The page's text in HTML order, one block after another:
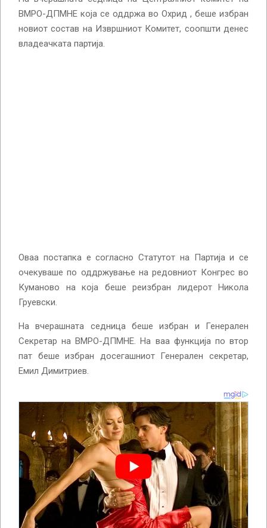
ВМРО-ДПМНЕ која се оддржа во Охрид , беше избран
новиот состав на Извршниот Комитет, соопшти денес
владеачката партија.
Оваа постапка е согласно Статутот на Партија и се
очекуваше по оддржување на редовниот Конгрес во
Куманово на која беше реизбран лидерот Никола
Груевски.
На вчерашната седница беше избран и Генерален
Секретар на ВМРО-ДПМНЕ. На ваа функција по втор
пат беше избран досегашниот Генерален секретар,
Емил Димитриев.